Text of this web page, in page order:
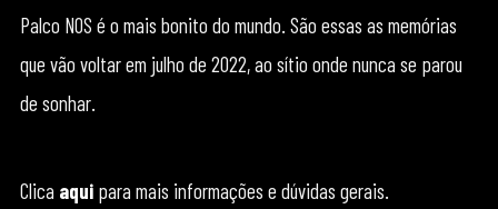
Palco NOS é o mais bonito do mundo. São essas as memórias
que vão voltar em julho de 2022, ao sítio onde nunca se parou
de sonhar.
Clica aquipara mais informações e dúvidas gerais.